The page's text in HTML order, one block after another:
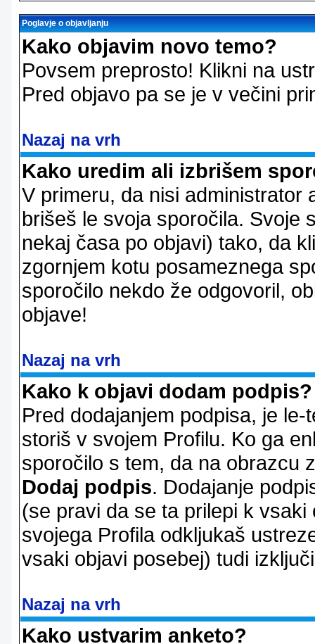
Poglavje o objavljanju
Kako objavim novo temo?
Povsem preprosto! Klikni na
Pred objavo pa se je v večini
Nazaj na vrh
Kako uredim ali izbrišem
V primeru, da nisi administrator
brišeš le svoja sporočila. Svoje
nekaj časa po objavi) tako, da
zgornjem kotu posameznega
sporočilo nekdo že odgovoril,
objave!
Nazaj na vrh
Kako k objavi dodam podpis?
Pred dodajanjem podpisa, je
storiš v svojem Profilu. Ko ga
sporočilo s tem, da na obrazcu
Dodaj podpis. Dodajanje
(se pravi da se ta prilepi k
svojega Profila odkljukaš
vsaki objavi posebej) tudi
Nazaj na vrh
Kako ustvarim anketo?